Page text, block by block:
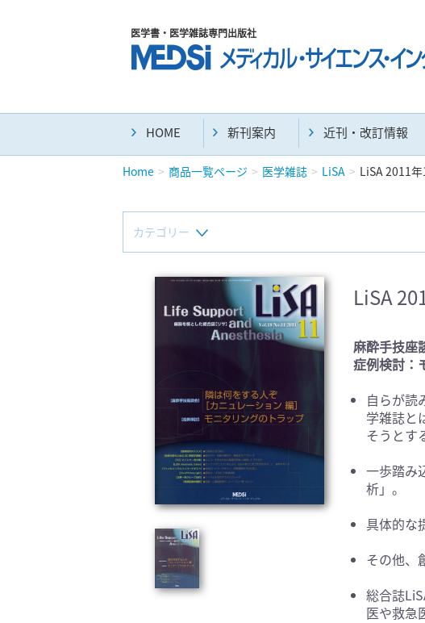
医学書・医学雑誌専門出版社
HOME 新刊案内 近刊・改訂情報
Home 商品一覧ページ 医学雑誌 LiSA LiSA 2011
カテゴリー
新刊(直近6ヶ月)(24)
マニュアル(39)
基礎医学関連科学(80)
自然科学(25)
栄養学(0)
衛生・公衆衛生学(14)
LiSA
麻酔手技座
症例検討：
自らが読
学雑誌と
そうとす
一歩踏み
析」。
具体的な
その他、
総合誌
医や救急